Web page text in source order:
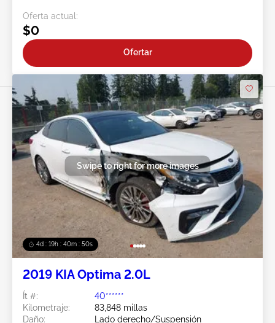
Oferta actual:
$0
Ofertar
4d : 19h : 40m : 47s
Swipe to right for more images
2019 KIA Optima 2.0L
Ít #:
40******
Kilometraje:
83,848 millas
Daño:
Lado derecho/Suspensión